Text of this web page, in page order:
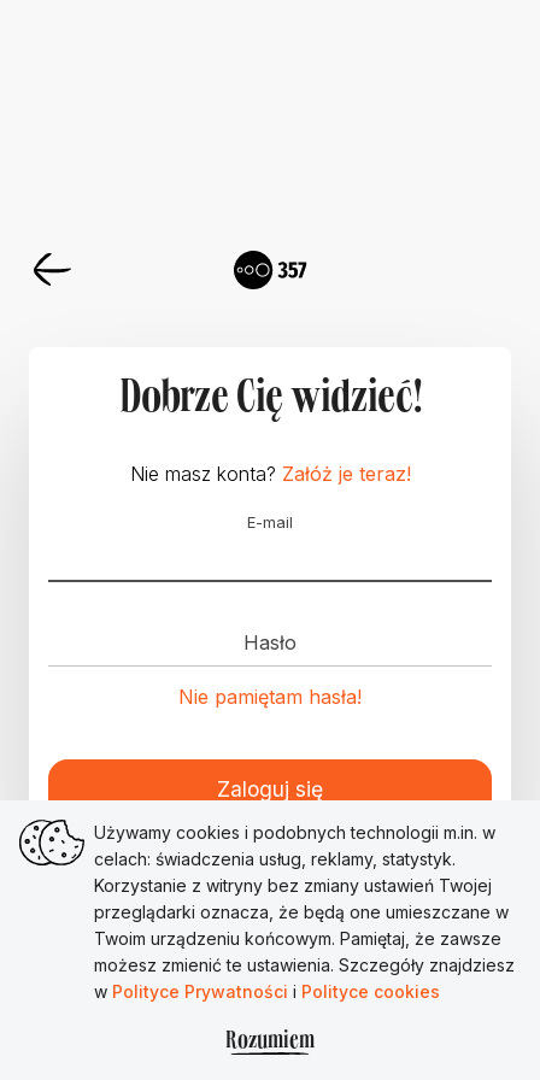
Dobrze Cię widzieć!
Nie masz konta? Załóż je teraz!
E-mail
Hasło
Nie pamiętam hasła!
Zaloguj się
Używamy cookies i podobnych technologii m.in. w
celach: świadczenia usług, reklamy, statystyk.
Korzystanie z witryny bez zmiany ustawień Twojej
przeglądarki oznacza, że będą one umieszczane w
Twoim urządzeniu końcowym. Pamiętaj, że zawsze
możesz zmienić te ustawienia. Szczegóły znajdziesz
w Polityce Prywatności i Polityce cookies
Rozumiem